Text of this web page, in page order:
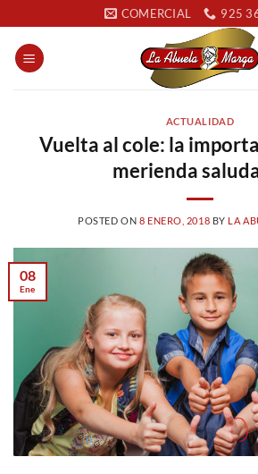
al
contenido
COMERCIAL 925
ACTUALIDAD
Vuelta al cole: la
merienda
POSTED ON 8 ENERO, 2018 BY LA
08
Ene